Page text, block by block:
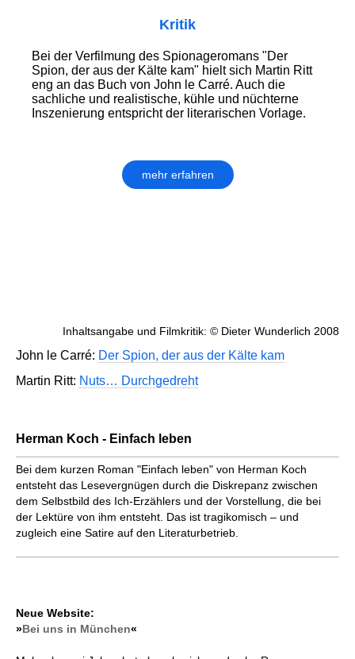
Kritik
Bei der Verfilmung des Spionageromans "Der
Spion, der aus der Kälte kam" hielt sich Martin Ritt
eng an das Buch von John le Carré. Auch die
sachliche und realistische, kühle und nüchterne
Inszenierung entspricht der literarischen Vorlage.
mehr erfahren
Inhaltsangabe und Filmkritik: © Dieter Wunderlich 2008
John le Carré: Der Spion, der aus der Kälte kam
Martin Ritt: Nuts… Durchgedreht
Herman Koch - Einfach leben
Bei dem kurzen Roman "Einfach leben" von Herman Koch
entsteht das Lesevergnügen durch die Diskrepanz zwischen
dem Selbstbild des Ich-Erzählers und der Vorstellung, die bei
der Lektüre von ihm entsteht. Das ist tragikomisch – und
zugleich eine Satire auf den Literaturbetrieb.
Neue Website:
»Bei uns in München«